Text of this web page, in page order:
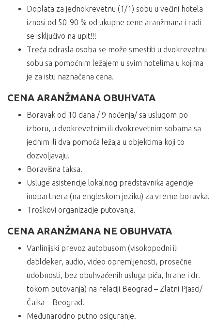
Doplata za jednokrevetnu (1/1) sobu u većini hotela
iznosi od 50-90 % od ukupne cene aranžmana i radi
se isključivo na upit!!!
Treća odrasla osoba se može smestiti u dvokrevetnu
sobu sa pomoćnim ležajem u svim hotelima u kojima
je za istu naznačena cena.
CENA ARANŽMANA OBUHVATA
Boravak od 10 dana / 9 noćenja/ sa uslugom po
izboru, u dvokrevetnim ili dvokrevetnim sobama sa
jednim ili dva pomoća ležaja u objektima koji to
dozvoljavaju.
Boravišna taksa.
Usluge asistencije lokalnog predstavnika agencije
inopartnera (na engleskom jeziku) za vreme boravka.
Troškovi organizacije putovanja.
CENA ARANŽMANA NE OBUHVATA
Vanlinijski prevoz autobusom (visokopodni ili
dabldeker, audio, video opremljenosti, prosečne
udobnosti, bez obuhvaćenih usluga pića, hrane i dr.
tokom putovanja) na relaciji Beograd – Zlatni Pjasci/
Čaika – Beograd.
Međunarodno putno osiguranje.